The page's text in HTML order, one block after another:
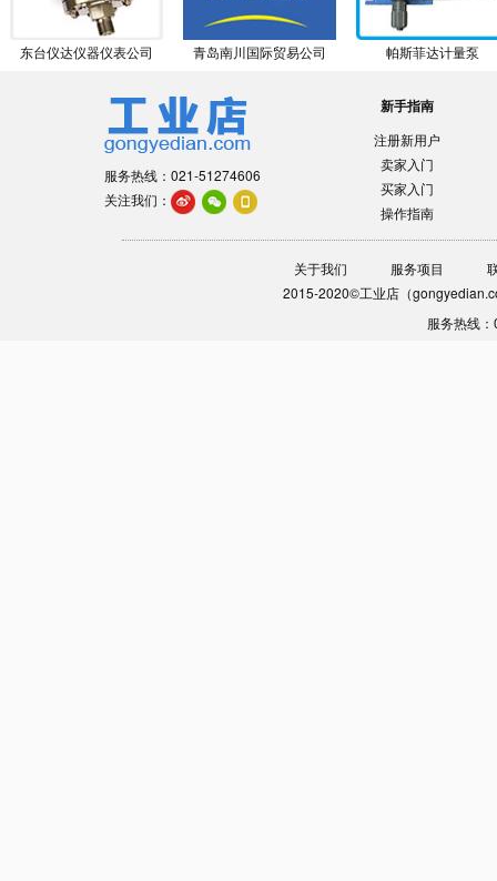
东台仪达仪器仪表公司 青岛南川国际贸易公司 帕斯菲达计量泵
服务热线：021-51274606
关注我们：
新手指南
注册新用户
卖家入门
买家入门
操作指南
关于我们 服务项目
2015-2020©工业店（
服务热线